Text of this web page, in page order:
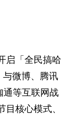
启「全民搞哈
与微博、腾讯
通等互联网战
核心模式、